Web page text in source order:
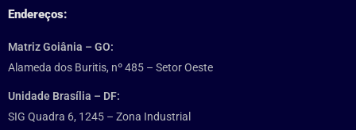
Endereços:
Matriz Goiânia – GO:
Alameda dos Buritis, nº 485 – Setor Oeste
Unidade Brasília – DF:
SIG Quadra 6, 1245 – Zona Industrial